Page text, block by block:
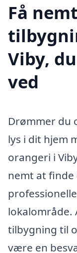
Få
Viby,
ved
Drømmer du
lys i dit hjem
orangeri i
nemt at
lokalområde.
tilbygning til
være en